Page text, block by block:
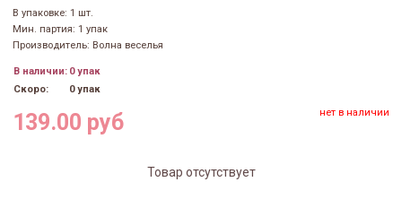
В упаковке: 1 шт.
Мин. партия: 1 упак
Производитель: Волна веселья
В наличии: 0 упак
Скоро:
0 упак
139.00 руб нет в наличии
Товар отсутствует